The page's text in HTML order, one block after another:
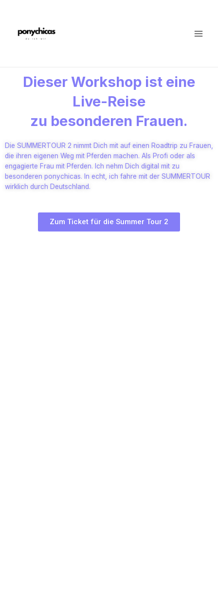
Dieser Workshop ist eine
Live-Reise
zu besonderen Frauen.
Die SUMMERTOUR 2 nimmt Dich mit auf einen Roadtrip zu Frauen,
die ihren eigenen Weg mit Pferden machen. Als Profi oder als
engagierte Frau mit Pferden. Ich nehm Dich digital mit zu
besonderen ponychicas. In echt, ich fahre mit der SUMMERTOUR
wirklich durch Deutschland.
Zum Ticket für die Summer Tour 2